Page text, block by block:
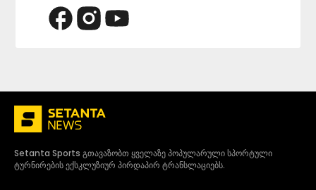
Setanta Sports გთავაზობთ ყველაზე პოპულარული სპორტული
ტურნირების ექსკლუზიურ პირდაპირ ტრანსლაციებს.